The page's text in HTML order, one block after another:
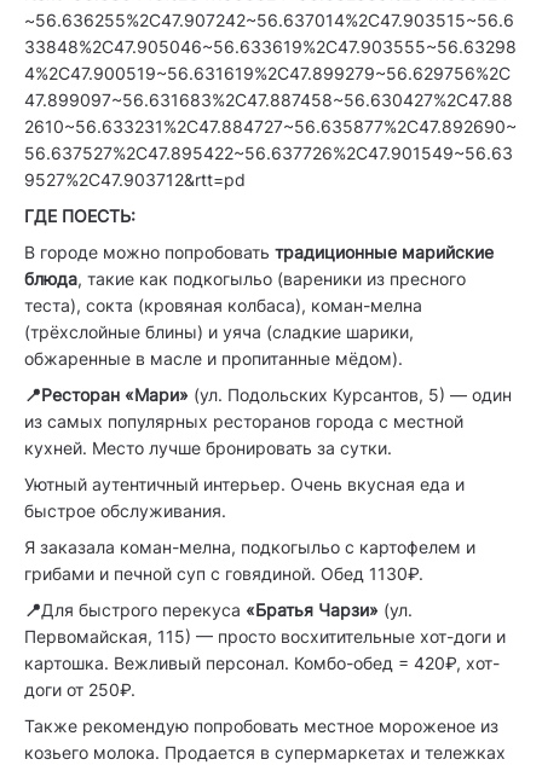
~56.636255%2C47.907242~56.637014%2C47.903515~56.6
33848%2C47.905046~56.633619%2C47.903555~56.63298
4%2C47.900519~56.631619%2C47.899279~56.629756%2C
47.899097~56.631683%2C47.887458~56.630427%2C47.88
2610~56.633231%2C47.884727~56.635877%2C47.892690~
56.637527%2C47.895422~56.637726%2C47.901549~56.63
9527%2C47.903712&rtt=pd
ГДЕ ПОЕСТЬ:
В городе можно попробовать традиционные марийские
блюда, такие как подкогыльо (вареники из пресного
теста), сокта (кровяная колбаса), коман-мелна
(трёхслойные блины) и уяча (сладкие шарики,
обжаренные в масле и пропитанные мёдом).
📍Ресторан «Мари» (ул. Подольских Курсантов, 5) — один
из самых популярных ресторанов города с местной
кухней. Место лучше бронировать за сутки.
Уютный аутентичный интерьер. Очень вкусная еда и
быстрое обслуживания.
Я заказала коман-мелна, подкогыльо с картофелем и
грибами и печной суп с говядиной. Обед 1130₽.
📍Для быстрого перекуса «Братья Чарзи» (ул.
Первомайская, 115) — просто восхитительные хот-доги и
картошка. Вежливый персонал. Комбо-обед = 420₽, хот-
доги от 250₽.
Также рекомендую попробовать местное мороженое из
козьего молока. Продается в супермаркетах и тележках